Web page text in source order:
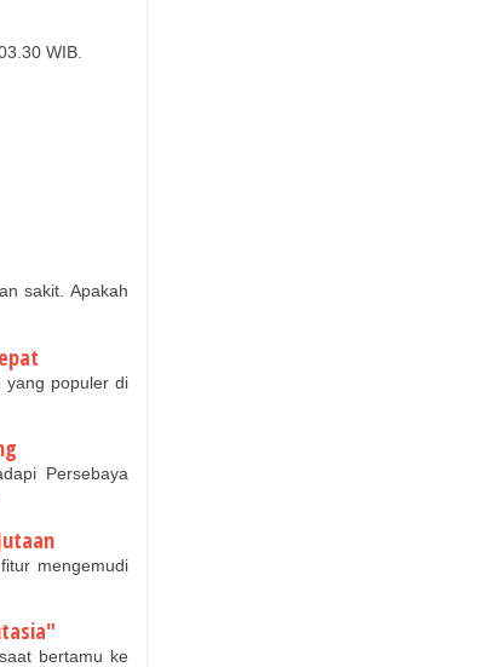
WIB.
sakit. Apakah
yang populer di
Persebaya
mengemudi
bertamu ke